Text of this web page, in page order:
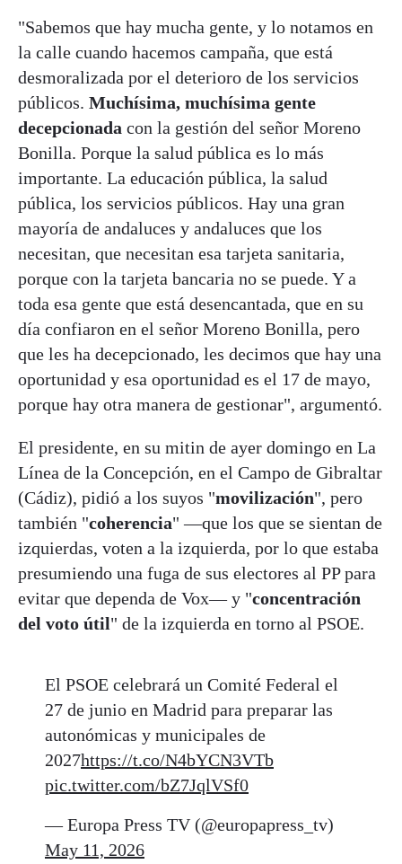
"Sabemos que hay mucha gente, y lo notamos en
la calle cuando hacemos campaña, que está
desmoralizada por el deterioro de los servicios
públicos. Muchísima, muchísima gente
decepcionada con la gestión del señor Moreno
Bonilla. Porque la salud pública es lo más
importante. La educación pública, la salud
pública, los servicios públicos. Hay una gran
mayoría de andaluces y andaluces que los
necesitan, que necesitan esa tarjeta sanitaria,
porque con la tarjeta bancaria no se puede. Y a
toda esa gente que está desencantada, que en su
día confiaron en el señor Moreno Bonilla, pero
que les ha decepcionado, les decimos que hay una
oportunidad y esa oportunidad es el 17 de mayo,
porque hay otra manera de gestionar", argumentó.
El presidente, en su mitin de ayer domingo en La
Línea de la Concepción, en el Campo de Gibraltar
(Cádiz), pidió a los suyos "movilización", pero
también "coherencia" —que los que se sientan de
izquierdas, voten a la izquierda, por lo que estaba
presumiendo una fuga de sus electores al PP para
evitar que dependa de Vox— y "concentración
del voto útil" de la izquierda en torno al PSOE.
El PSOE celebrará un Comité Federal el
27 de junio en Madrid para preparar las
autonómicas y municipales de
2027https://t.co/N4bYCN3VTb
pic.twitter.com/bZ7JqlVSf0
— Europa Press TV (@europapress_tv)
May 11, 2026